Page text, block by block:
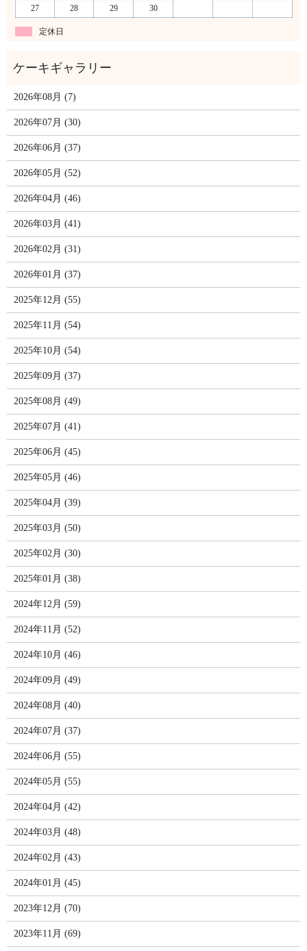
27
28 29 30
定休日
2026年08月 (7)
2026年07月 (30)
2026年06月 (37)
2026年05月 (52)
2026年04月 (46)
2026年03月 (41)
2026年02月 (31)
2026年01月 (37)
2025年12月 (55)
2025年11月 (54)
2025年10月 (54)
2025年09月 (37)
2025年08月 (49)
2025年07月 (41)
2025年06月 (45)
2025年05月 (46)
2025年04月 (39)
2025年03月 (50)
2025年02月 (30)
2025年01月 (38)
2024年12月 (59)
2024年11月 (52)
2024年10月 (46)
2024年09月 (49)
2024年08月 (40)
2024年07月 (37)
2024年06月 (55)
2024年05月 (55)
2024年04月 (42)
2024年03月 (48)
2024年02月 (43)
2024年01月 (45)
2023年12月 (70)
2023年11月 (69)